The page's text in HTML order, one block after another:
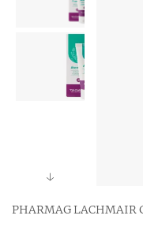
PHARMAG LACHMAIR